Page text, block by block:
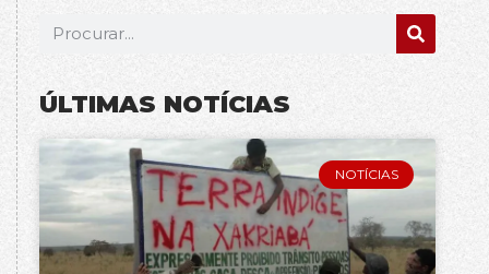
ÚLTIMAS NOTÍCIAS
NOTÍCIAS